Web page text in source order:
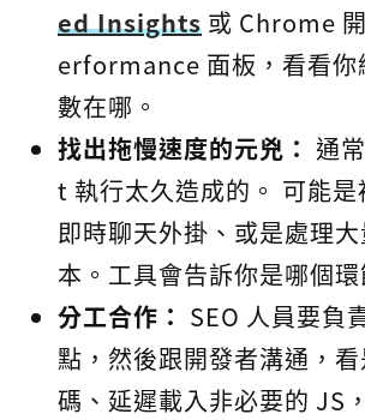
ed Insights 或 Chrome
erformance 面板，看看你
數在哪。
找出拖慢速度的元兇： 通
t 執行太久造成的。 可能是
即時聊天外掛、或是處理
本。工具會告訴你是哪個環
分工合作： SEO 人員要負
點，然後跟開發者溝通，
碼、延遲載入非必要的 JS